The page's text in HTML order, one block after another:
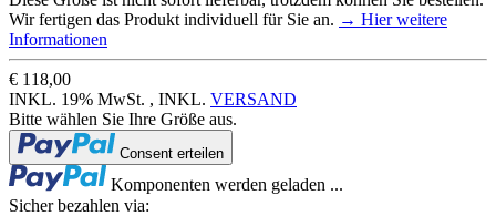
Wir fertigen das Produkt individuell für Sie an. → Hier weitere
Informationen
€ 118,00
INKL. 19% MwSt. , INKL. VERSAND
Bitte wählen Sie Ihre Größe aus.
Consent erteilen
Loading...
Komponenten werden geladen ...
Sicher bezahlen via: